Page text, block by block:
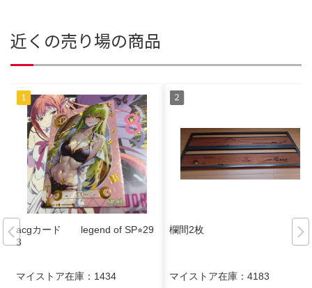
近くの売り場の商品
acgカード legend of SP⭐︎29
3
マイストア在庫： 1434
欄間2枚
マイストア在庫： 4183